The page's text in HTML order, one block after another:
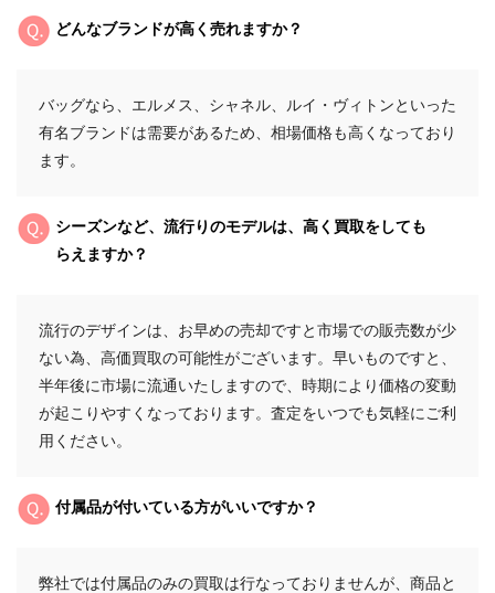
どんなブランドが高く売れますか？
バッグなら、エルメス、シャネル、ルイ・ヴィトンといった
有名ブランドは需要があるため、相場価格も高くなっており
ます。
シーズンなど、流行りのモデルは、高く買取をしても
らえますか？
流行のデザインは、お早めの売却ですと市場での販売数が少
ない為、高価買取の可能性がございます。早いものですと、
半年後に市場に流通いたしますので、時期により価格の変動
が起こりやすくなっております。査定をいつでも気軽にご利
用ください。
付属品が付いている方がいいですか？
弊社では付属品のみの買取は行なっておりませんが、商品と